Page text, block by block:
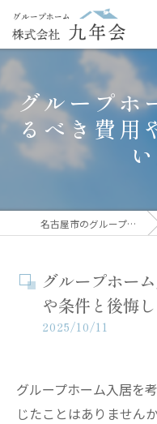
グループホ
るべき費用
名古屋市のグループホームなら株式会社九年会
グループホー
や条件と後悔
2025/10/11
グループホーム入居を
じたことはありません